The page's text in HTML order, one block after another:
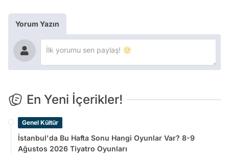
Yorum Yazın
En Yeni İçerikler!
Genel Kültür
İstanbul'da Bu Hafta Sonu Hangi Oyunlar Var? 8-9
Ağustos 2026 Tiyatro Oyunları